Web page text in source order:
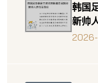
韩国
新帅